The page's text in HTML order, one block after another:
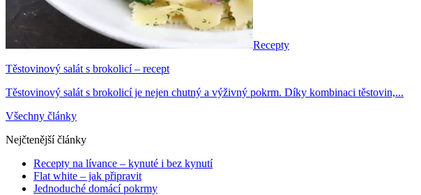
Recepty
Těstovinový salát s brokolicí – recept
Těstovinový salát s brokolicí je nejen chutný a výživný pokrm. Díky kombinaci těstovin,...
Všechny články
Nejčtenější články
Recepty na lívance – kynuté i bez kynutí
Flat white – jak připravit
Jednoduché domácí pokrmy